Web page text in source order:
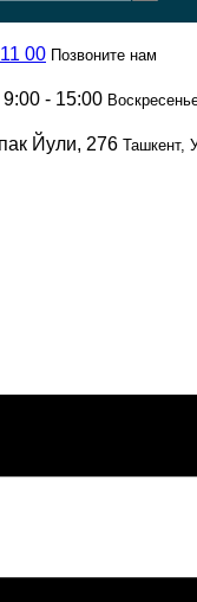
00 Позвоните нам
- 15:00
Йули, 276 Ташкент,